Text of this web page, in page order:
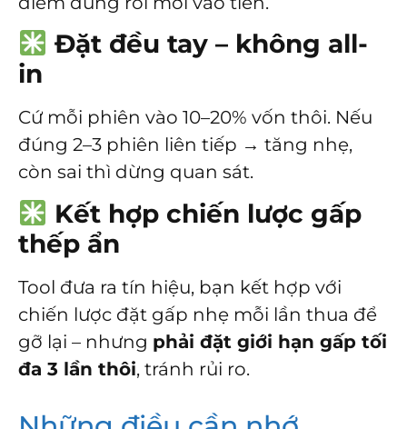
Đặt đều tay – không all-
in
Cứ mỗi phiên vào 10–20% vốn thôi. Nếu
đúng 2–3 phiên liên tiếp → tăng nhẹ,
còn sai thì dừng quan sát.
Kết hợp chiến lược gấp
thếp ẩn
Tool đưa ra tín hiệu, bạn kết hợp với
chiến lược đặt gấp nhẹ mỗi lần thua để
gỡ lại – nhưng phải đặt giới hạn gấp tối
đa 3 lần thôi, tránh rủi ro.